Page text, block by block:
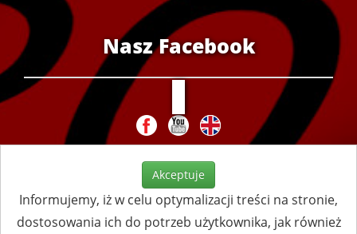
Nasz Facebook
Akceptuje
Informujemy, iż w celu optymalizacji treści na stronie,
dostosowania ich do potrzeb użytkownika, jak również